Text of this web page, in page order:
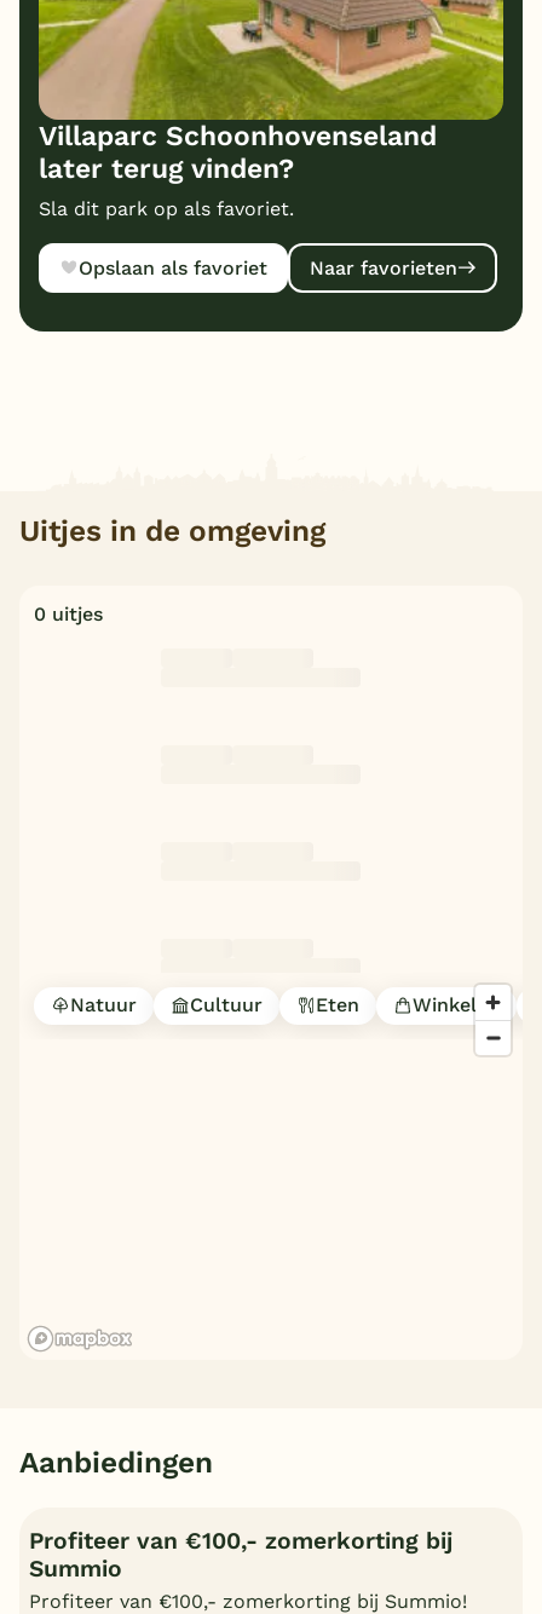
Villaparc Schoonhovenseland
later terug vinden?
Sla dit park op als favoriet.
Opslaan als favoriet Naar favorieten
Uitjes in de omgeving
0 uitjes
Natuur Cultuur Eten Winkelen
Aanbiedingen
Profiteer van €100,- zomerkorting bij
Summio
Profiteer van €100,- zomerkorting bij Summio!